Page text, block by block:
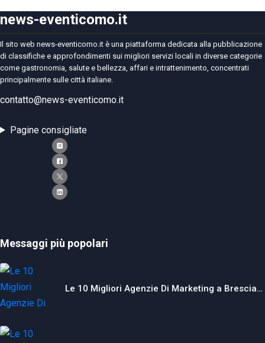
news-eventicomo.it
Il sito web news-eventicomo.it è una piattaforma dedicata alla pubblicazione
di classifiche e approfondimenti sui migliori servizi locali in diverse categorie
come gastronomia, salute e bellezza, affari e intrattenimento, concentrati
principalmente sulle città italiane.
contatto@news-eventicomo.it
Pagine consigliate
Messaggi più popolari
Le 10 Migliori Agenzie Di Marketing a Brescia…